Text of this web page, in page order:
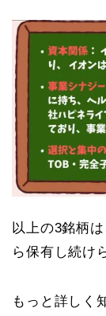
以上の3銘柄
ら保有し続け
もっと詳しく